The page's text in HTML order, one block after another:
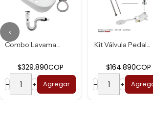
Combo Lavamanos B...
$329.890COP
−
+ Agregar
Kit Válvula Pedal...
$164.890COP
−
+
‹